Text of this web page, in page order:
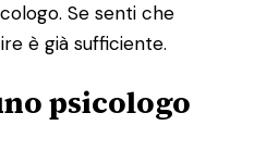
Se senti che
è già sufficiente.
psicologo